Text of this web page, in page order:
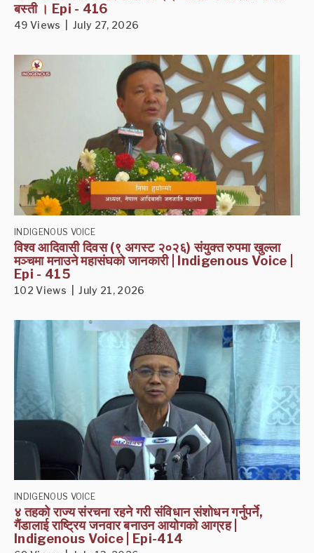
बस्ती । Epi - 416
49 Views | July 27, 2026
INDIGENOUS VOICE
विश्व आदिवासी दिवस (९ अगस्ट २०२६) संयुक्त रुपमा खुल्ला
मञ्चमा मनाउने महासंघको जानकारी | Indigenous Voice |
Epi - 415
102 Views | July 21, 2026
INDIGENOUS VOICE
४ तहको राज्य संरचना रहने गरी संविधान संशोधन गर्नुपर्ने,
गैंडालाई राष्ट्रिय जनवार बनाउन आयोगको आग्रह |
Indigenous Voice | Epi-414